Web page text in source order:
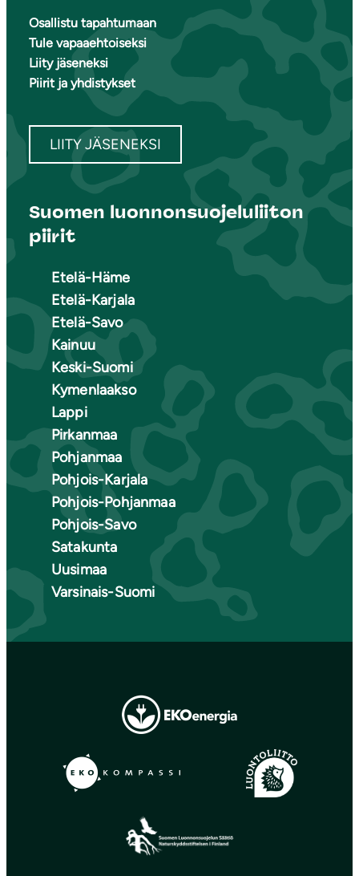
Osallistu tapahtumaan
Tule vapaaehtoiseksi
Liity jäseneksi
Piirit ja yhdistykset
LIITY JÄSENEKSI
Suomen luonnonsuojeluliiton
piirit
Etelä-Häme
Etelä-Karjala
Etelä-Savo
Kainuu
Keski-Suomi
Kymenlaakso
Lappi
Pirkanmaa
Pohjanmaa
Pohjois-Karjala
Pohjois-Pohjanmaa
Pohjois-Savo
Satakunta
Uusimaa
Varsinais-Suomi